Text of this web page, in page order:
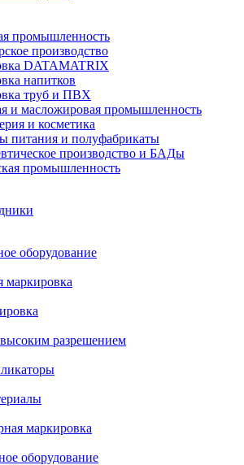
промышленность
производство
DATAMATRIX
напитков
труб и ПВХ
и масложировая промышленность
и косметика
питания и полуфабрикаты
производство и БАДы
промышленность
оборудование
маркировка
разрешением
маркировка
оборудование